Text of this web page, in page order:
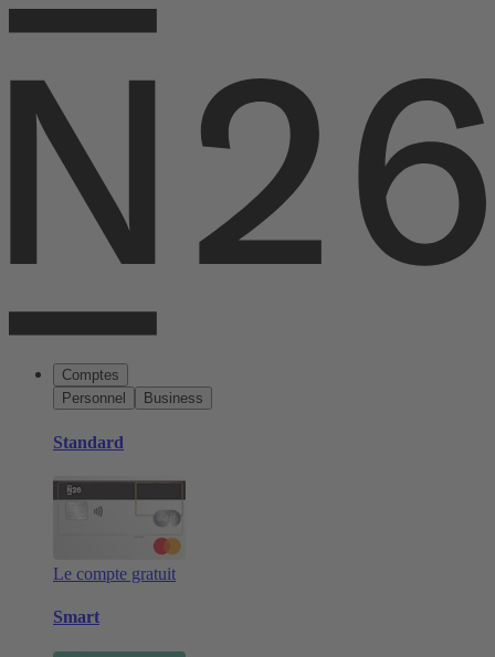
Comptes
Personnel
Business
Standard
Le compte gratuit
Smart